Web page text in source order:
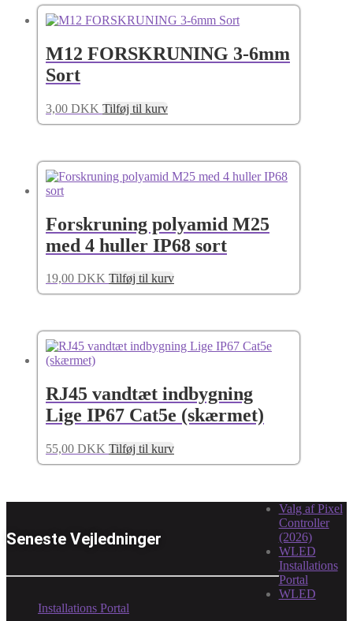
M12 FORSKRUNING 3-6mm
Sort
3,00 DKK Tilføj til kurv
Forskruning polyamid M25
med 4 huller IP68 sort
19,00 DKK Tilføj til kurv
RJ45 vandtæt indbygning
Lige IP67 Cat5e (skærmet)
55,00 DKK Tilføj til kurv
Seneste Vejledninger
Valg af Pixel
Controller
(2026)
WLED
Installations
Portal
WLED
Installations Portal